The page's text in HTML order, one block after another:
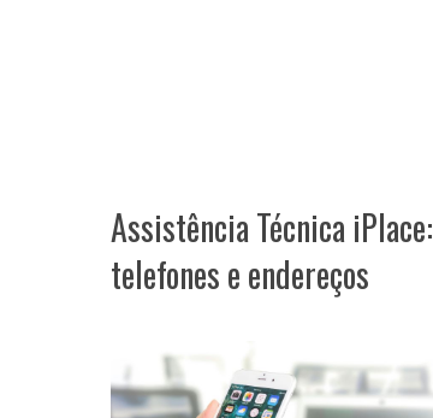
Assistência Técnica iPlace:
telefones e endereços